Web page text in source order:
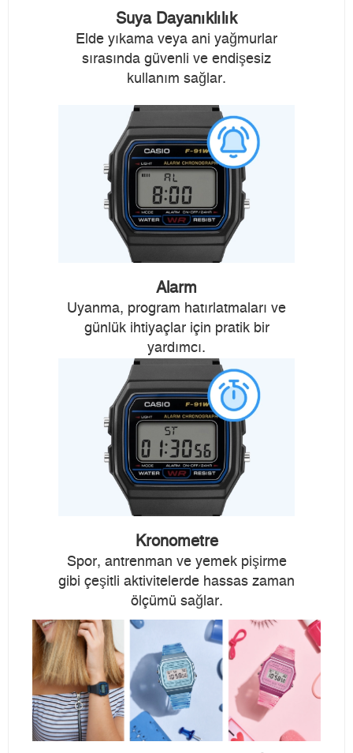
Suya Dayanıklılık
Elde yıkama veya ani yağmurlar
sırasında güvenli ve endişesiz
kullanım sağlar.
Alarm
Uyanma, program hatırlatmaları ve
günlük ihtiyaçlar için pratik bir
yardımcı.
Kronometre
Spor, antrenman ve yemek pişirme
gibi çeşitli aktivitelerde hassas zaman
ölçümü sağlar.